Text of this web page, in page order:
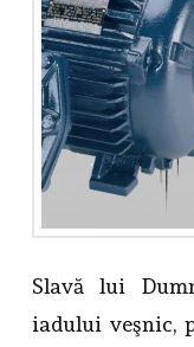
Slavă lui
iadului veşnic,